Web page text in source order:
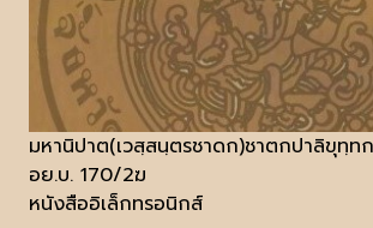
มหานิปาต(เวสฺสนฺตรชาดก)ชาตกปาลิขุทฺ
อย.บ. 170/2ฆ
หนังสืออิเล็กทรอนิกส์